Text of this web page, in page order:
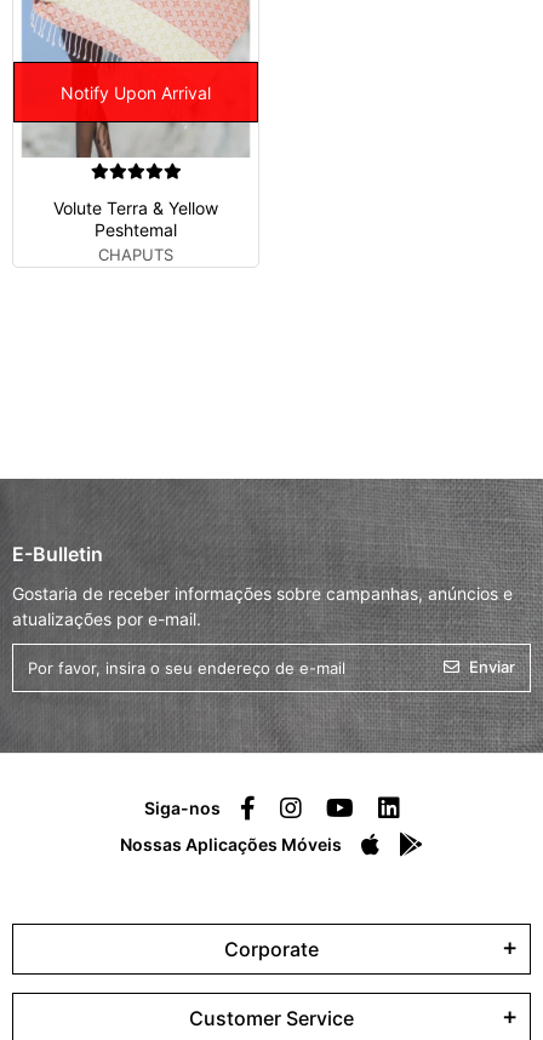
Notify Upon Arrival
Volute Terra & Yellow
Peshtemal
CHAPUTS
E-Bulletin
Gostaria de receber informações sobre campanhas, anúncios e
atualizações por e-mail.
Enviar
Siga-nos
Nossas Aplicações Móveis
Corporate
Customer Service